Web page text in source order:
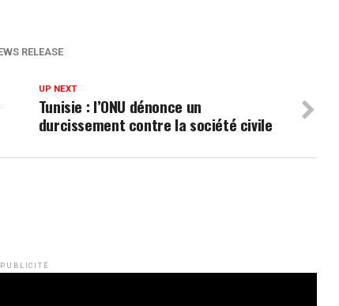
RELEASE
UP NEXT
Tunisie : l’ONU dénonce un
durcissement contre la société civile
PUBLICITÉ